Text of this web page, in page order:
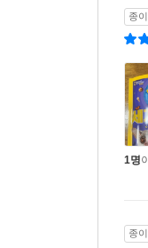
더 알아
깜짝 퀴
게임과
이상하
수다쟁
이건 뭘
깜짝 퀴
종
1명
종